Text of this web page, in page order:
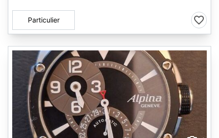
Particulier